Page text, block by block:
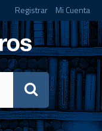
Registrar Mi Cuenta